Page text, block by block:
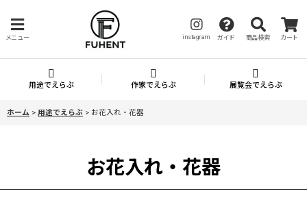
メニュー instagram ガイド 商品検索 カート
用途でえらぶ 作家でえらぶ 展覧会でえらぶ
ホーム > 用途でえらぶ > お花入れ・花器
お花入れ・花器